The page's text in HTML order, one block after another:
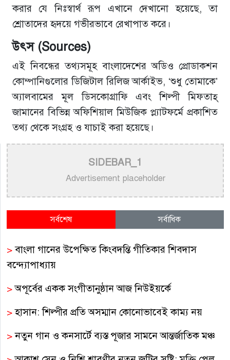
করার যে নিঃস্বার্থ রূপ এখানে দেখানো হয়েছে, তা
শ্রোতাদের হৃদয়ে গভীরভাবে রেখাপাত করে।
উৎস (Sources)
এই নিবন্ধের তথ্যসমূহ বাংলাদেশের অডিও প্রোডাকশন
কোম্পানিগুলোর ডিজিটাল রিলিজ আর্কাইভ, ‘শুধু তোমাকে’
অ্যালবামের মূল ডিসকোগ্রাফি এবং শিল্পী মিফতাহ্
জামানের বিভিন্ন অফিশিয়াল মিউজিক প্ল্যাটফর্মে প্রকাশিত
তথ্য থেকে সংগ্রহ ও যাচাই করা হয়েছে।
SIDEBAR_1
Advertisement placeholder
সর্বশেষ সর্বাধিক
>বাংলা গানের উপেক্ষিত কিংবদন্তি গীতিকার শিবদাস
বন্দ্যোপাধ্যায়
>অপূর্বের একক সংগীতানুষ্ঠান আজ নিউইয়র্কে
>হাসান: শিল্পীর প্রতি অসম্মান কোনোভাবেই কাম্য নয়
>নতুন গান ও কনসার্টে ব্যস্ত পূজার সামনে আন্তর্জাতিক মঞ্চ